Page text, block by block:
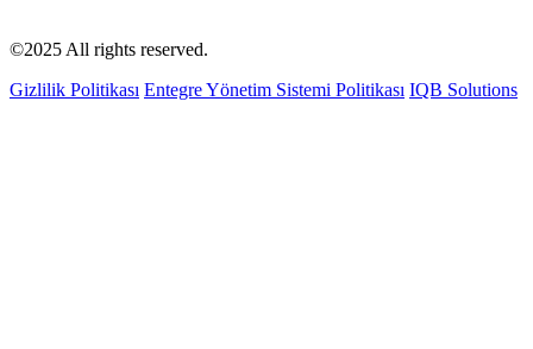
©2025 All rights reserved.
Gizlilik Politikası Entegre Yönetim Sistemi Politikası IQB Solutions